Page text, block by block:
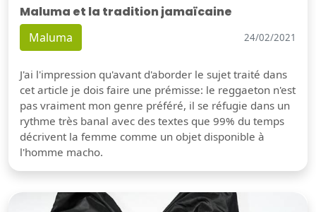
Maluma et la tradition jamaïcaine
Maluma 24/02/2021
J'ai l'impression qu'avant d'aborder le sujet traité dans
cet article je dois faire une prémisse: le reggaeton n'est
pas vraiment mon genre préféré, il se réfugie dans un
rythme très banal avec des textes que 99% du temps
décrivent la femme comme un objet disponible à
l'homme macho.